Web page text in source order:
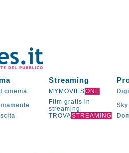
Streaming
cinema MYMOVIESONE
Film gratis in
streaming
Sky
TROVASTREAMING